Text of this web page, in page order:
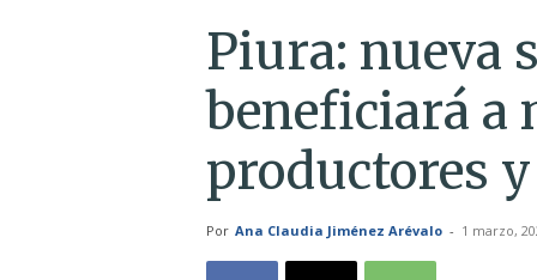
Piura: nueva
beneficiará a
productores
Por Ana Claudia Jiménez Arévalo - 1 marzo,